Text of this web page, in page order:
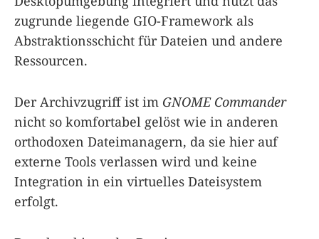
zugrunde liegende GIO-Framework als
Abstraktionsschicht für Dateien und andere
Ressourcen.
Der Archivzugriff ist im GNOME Commander
nicht so komfortabel gelöst wie in anderen
orthodoxen Dateimanagern, da sie hier auf
externe Tools verlassen wird und keine
Integration in ein virtuelles Dateisystem
erfolgt.